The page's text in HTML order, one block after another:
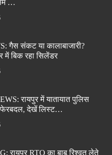
…
गैस संकट या कालाबाजारी?
में बिक रहा सिलेंडर
रायपुर में यातायात पुलिस
फेरबदल, देखें लिस्ट…